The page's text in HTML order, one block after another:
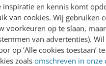
inspiratie en kennis komt
van cookies. Wij gebruiken
voorkeuren op te slaan,
van advertenties).
op ‘Alle cookies toestaan’
zoals omschreven in onze